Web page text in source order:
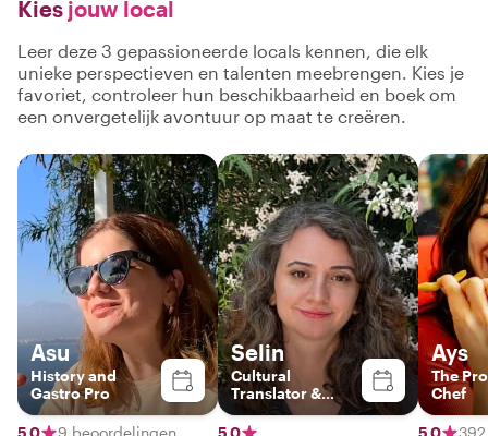
Kies jouw local
Leer deze 3 gepassioneerde locals kennen, die elk
unieke perspectieven en talenten meebrengen. Kies je
favoriet, controleer hun beschikbaarheid en boek om
een onvergetelijk avontuur op maat te creëren.
Asu
History and
Gastro Pro
5,0 9 beoordelingen
Selin
Cultural
Translator &
Local Guide
5,0
Ays
The
Chef
5,0